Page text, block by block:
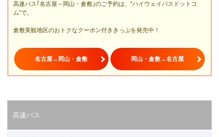
高速バス｢名古屋～岡山・倉敷｣のご予約は、“ハイウェイバスドットコ
ム”で。
倉敷美観地区のおトクなクーポン付ききっぷを発売中！
名古屋→岡山・倉敷 岡山・倉敷→名古屋
高速バス